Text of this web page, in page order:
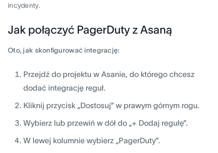
incydenty.
Jak połączyć PagerDuty z Asaną
Oto, jak skonfigurować integrację:
Przejdź do projektu w Asanie, do którego chcesz
dodać integrację reguł.
Kliknij przycisk „Dostosuj” w prawym górnym rogu.
Wybierz lub przewiń w dół do „+ Dodaj regułę”.
W lewej kolumnie wybierz „PagerDuty”.